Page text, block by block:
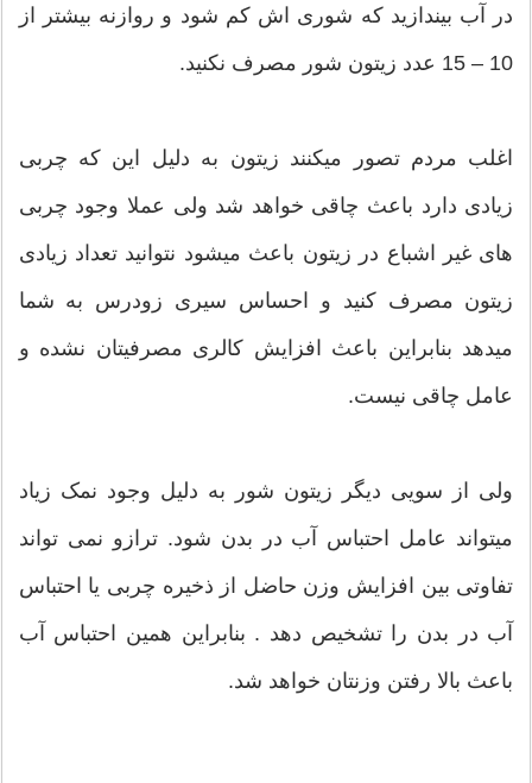
در آب بیندازید که شوری اش کم شود و روازنه بیشتر از
10 – 15 عدد زیتون شور مصرف نکنید.
اغلب مردم تصور میکنند زیتون به دلیل این که چربی
زیادی دارد باعث چاقی خواهد شد ولی عملا وجود چربی
های غیر اشباع در زیتون باعث میشود نتوانید تعداد زیادی
زیتون مصرف کنید و احساس سیری زودرس به شما
میدهد بنابراین باعث افزایش کالری مصرفیتان نشده و
عامل چاقی نیست.
ولی از سویی دیگر زیتون شور به دلیل وجود نمک زیاد
میتواند عامل احتباس آب در بدن شود. ترازو نمی تواند
تفاوتی بین افزایش وزن حاضل از ذخیره چربی یا احتباس
آب در بدن را تشخیص دهد . بنابراین همین احتباس آب
باعث بالا رفتن وزنتان خواهد شد.